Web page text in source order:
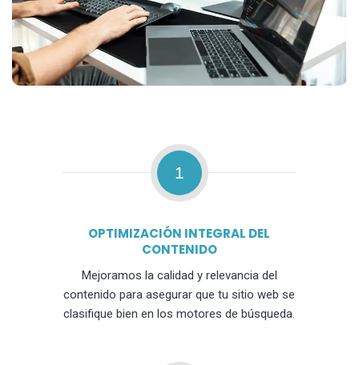
1
OPTIMIZACIÓN INTEGRAL DEL
CONTENIDO
Mejoramos la calidad y relevancia del
contenido para asegurar que tu sitio web se
clasifique bien en los motores de búsqueda.